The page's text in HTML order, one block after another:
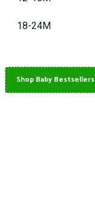
18-24M
Shop Baby Bestsellers